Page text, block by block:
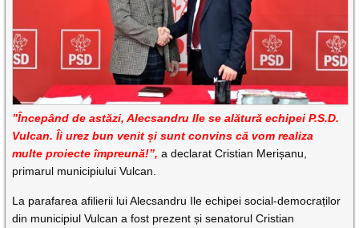
”Începând de astăzi, Alecsandru Ile se alătură echipei P.S.D.
Vulcan. Îi urez bun venit și sunt convins că vom realiza
multe proiecte împreună!”, a declarat Cristian Merișanu,
primarul municipiului Vulcan.
La parafarea afilierii lui Alecsandru Ile echipei social-democraților
din municipiul Vulcan a fost prezent și senatorul Cristian